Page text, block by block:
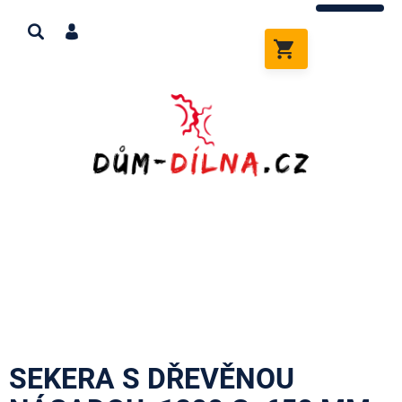
obsah
KOŠÍK
SEKERA S DŘEVĚNOU